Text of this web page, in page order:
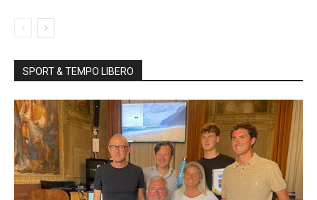
SPORT & TEMPO LIBERO